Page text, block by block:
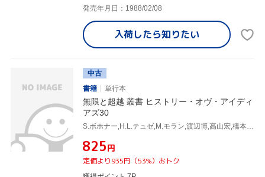
発売年月日：1988/02/08
入荷したら知りたい
中古
書籍
単行本
無限と超越 叢書 ヒストリー・オヴ・アイディ
アズ30
S.ボホナー,H.L.テュゼ,M.モラン,渡辺博,高山宏,橋本由美子
¥825円
定価より935円（53%）おトク